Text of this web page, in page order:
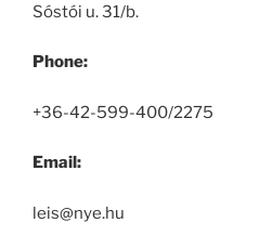
Sóstói u. 31/b.
Phone:
+36-42-599-400/2275
Email:
leis@nye.hu